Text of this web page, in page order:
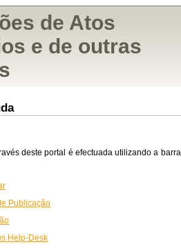
de Atos
e de outras
deste portal é efectuada utilizando a
Publicação
Help-Desk